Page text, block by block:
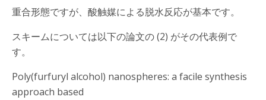
重合形態ですが、酸触媒による脱水反応が基本です。
スキームについては以下の論文の (2) がその代表例で
す。
Poly(furfuryl alcohol) nanospheres: a facile synthesis
approach based